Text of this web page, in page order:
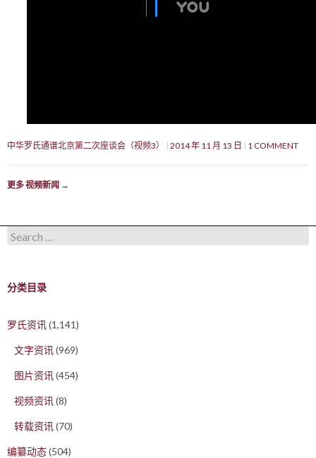
中华罗氏通谱北京第二次座谈会（视频3） 2014 年 11 月 13 日 1 COMMENT
更多 视频新闻 →
Search for:
分类目录
罗氏资讯(1,141)
文字资讯(969)
图片资讯(454)
视频资讯(8)
转载资讯(70)
编纂动态(504)